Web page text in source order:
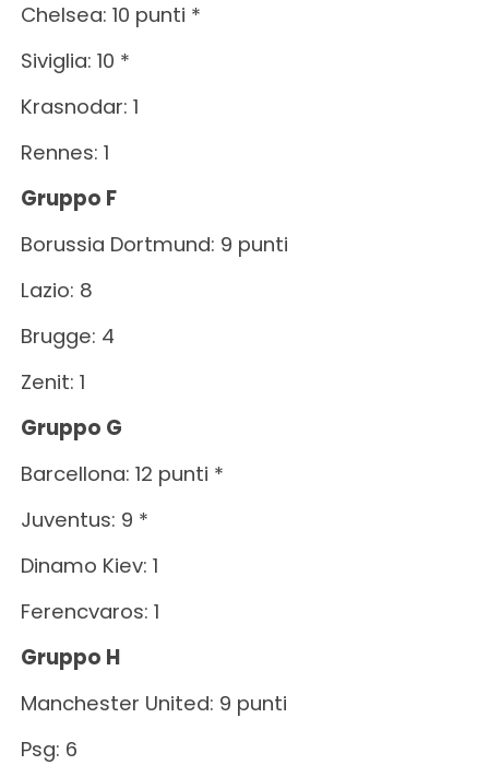
Chelsea: 10 punti *
Siviglia: 10 *
Krasnodar: 1
Rennes: 1
Gruppo F
Borussia Dortmund: 9 punti
Lazio: 8
Brugge: 4
Zenit: 1
Gruppo G
Barcellona: 12 punti *
Juventus: 9 *
Dinamo Kiev: 1
Ferencvaros: 1
Gruppo H
Manchester United: 9 punti
Psg: 6